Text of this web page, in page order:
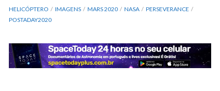
HELICÓPTERO IMAGENS MARS 2020 NASA
PERSEVERANCE
POSTADAY2020